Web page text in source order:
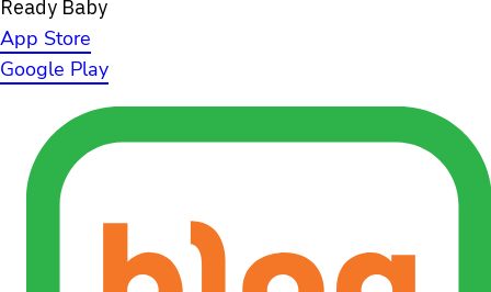
Ready Baby
App Store
Google Play